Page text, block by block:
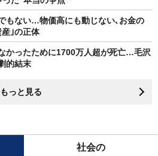
もない…物価高にも動じない､お金の
｣の正体
かったために1700万人超が死亡…毛沢
的結末
もっと見る
社会の